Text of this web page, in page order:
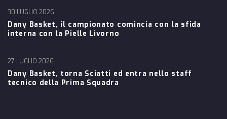
Dany Basket, il campionato comincia con la sfida
interna con la Pielle Livorno
30 LUGLIO 2026
Dany Basket, torna Sciatti ed entra nello staff
tecnico della Prima Squadra
27 LUGLIO 2026